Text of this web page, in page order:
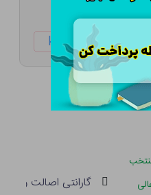
ketabtala.com/
گارانتی اصالت و